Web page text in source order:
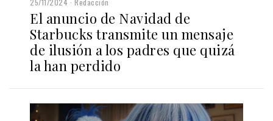
El anuncio de Navidad de
Starbucks transmite un mensaje
de ilusión a los padres que quizá
la han perdido